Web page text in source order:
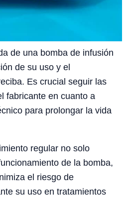
de una bomba de infusión
de su uso y el
Es crucial seguir las
fabricante en cuanto a
para prolongar la vida
regular no solo
de la bomba,
el riesgo de
su uso en tratamientos